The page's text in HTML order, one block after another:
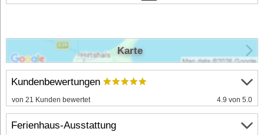
Kundenbewertungen
von 21 Kunden bewertet 4.9 von 5.0
Ferienhaus-Ausstattung
Karte